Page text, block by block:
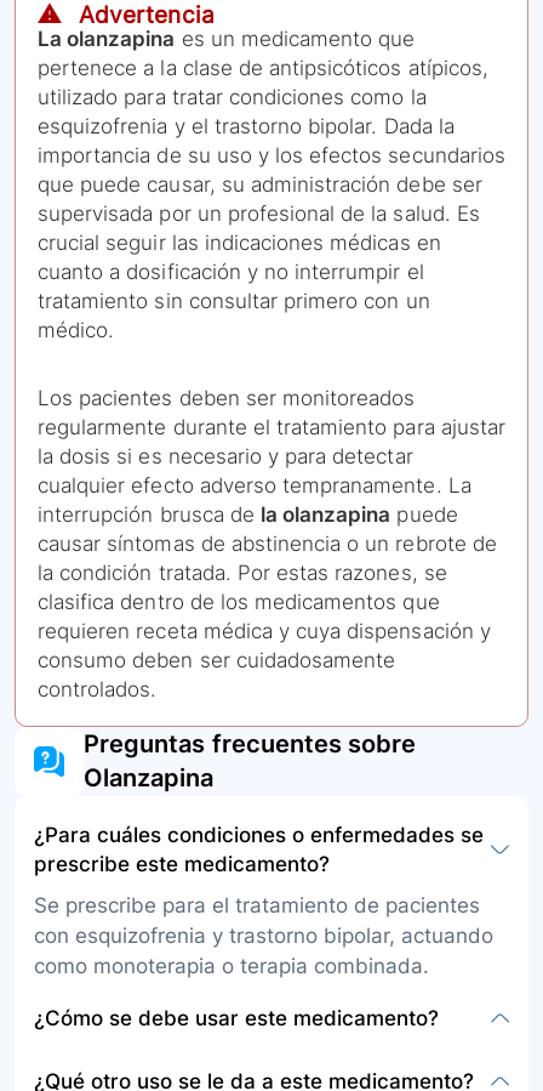
⚠️ Advertencia
La olanzapina es un medicamento que
pertenece a la clase de antipsicóticos atípicos,
utilizado para tratar condiciones como la
esquizofrenia y el trastorno bipolar. Dada la
importancia de su uso y los efectos secundarios
que puede causar, su administración debe ser
supervisada por un profesional de la salud. Es
crucial seguir las indicaciones médicas en
cuanto a dosificación y no interrumpir el
tratamiento sin consultar primero con un
médico.
Los pacientes deben ser monitoreados
regularmente durante el tratamiento para ajustar
la dosis si es necesario y para detectar
cualquier efecto adverso tempranamente. La
interrupción brusca de la olanzapina puede
causar síntomas de abstinencia o un rebrote de
la condición tratada. Por estas razones, se
clasifica dentro de los medicamentos que
requieren receta médica y cuya dispensación y
consumo deben ser cuidadosamente
controlados.
Preguntas frecuentes sobre
Olanzapina
¿Para cuáles condiciones o enfermedades se
prescribe este medicamento?
Se prescribe para el tratamiento de pacientes
con esquizofrenia y trastorno bipolar, actuando
como monoterapia o terapia combinada.
¿Cómo se debe usar este medicamento?
¿Qué otro uso se le da a este medicamento?